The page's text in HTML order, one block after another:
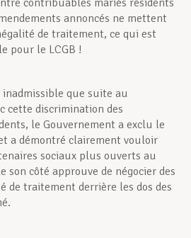
contribuables mariés résidents
annoncés ne mettent
de traitement, ce qui est
pour le LCGB !
que suite au
cette discrimination des
le Gouvernement a exclu le
a démontré clairement vouloir
sociaux plus ouverts au
son côté approuve de négocier des
de traitement derrière les dos des